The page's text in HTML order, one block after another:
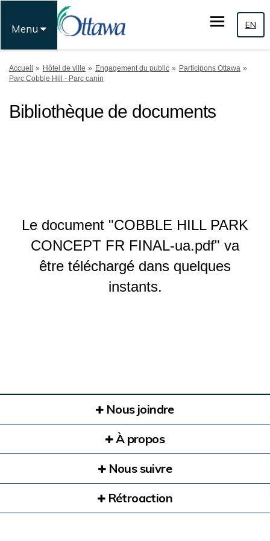
Menu EN
Vous êtes ici:
Accueil Hôtel de ville Engagement du public
Participons Ottawa
Parc Cobble Hill - Parc canin
Bibliothèque de documents
Le document "COBBLE HILL PARK
CONCEPT FR FINAL-ua.pdf" va
être téléchargé dans quelques
instants.
Nous joindre
À propos
Nous suivre
Rétroaction